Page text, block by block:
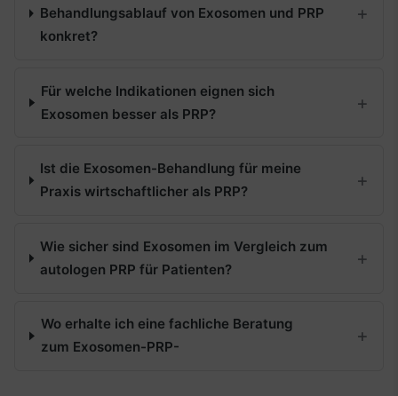
Behandlungsablauf von Exosomen und PRP
konkret?
Für welche Indikationen eignen sich
Exosomen besser als PRP?
Ist die Exosomen-Behandlung für meine
Praxis wirtschaftlicher als PRP?
Wie sicher sind Exosomen im Vergleich zum
autologen PRP für Patienten?
Wo erhalte ich eine fachliche Beratung
zum Exosomen-PRP-